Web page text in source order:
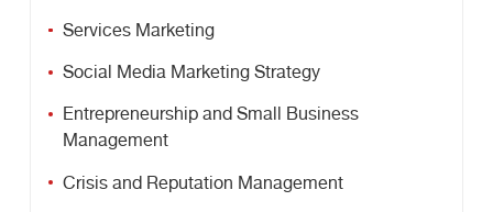
Services Marketing
Social Media Marketing Strategy
Entrepreneurship and Small Business
Management
Crisis and Reputation Management